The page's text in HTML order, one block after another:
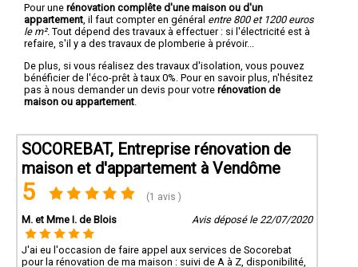
Pour une rénovation complête d'une maison ou d'un
appartement , il faut compter en général entre 800 et 1200 euros
le m². Tout dépend des travaux à effectuer : si l'électricité est à
refaire, s'il y a des travaux de plomberie à prévoir...
De plus, si vous réalisez des travaux d'isolation, vous pouvez
bénéficier de l'éco-prêt à taux 0%. Pour en savoir plus, n'hésitez
pas à nous demander un devis pour votre rénovation de
maison ou appartement
SOCOREBAT, Entreprise rénovation de
maison et d'appartement à Vendôme
5 (1 avis )
M. et Mme I. de Blois Avis déposé le 22/07/2020
J'ai eu l'occasion de faire appel aux services de Socorebat
pour la rénovation de ma maison : suivi de A à Z, disponibilité,